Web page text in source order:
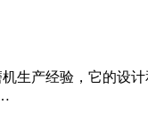
生产经验，它的设